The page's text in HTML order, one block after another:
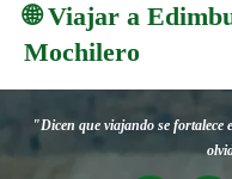
🌐 Viajar a
Mochilero
"Dicen que viajando se fortalece